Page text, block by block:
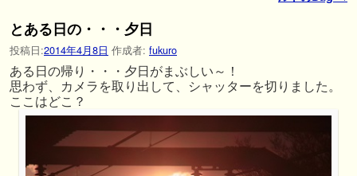
とある日の・・・夕日
投稿日:2014年4月8日 作成者: fukuro
ある日の帰り・・・夕日がまぶしい～！
思わず、カメラを取り出して、シャッターを切りました。
ここはどこ？